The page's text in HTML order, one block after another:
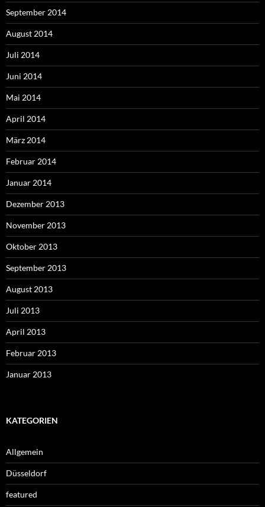
September 2014
August 2014
Juli 2014
Juni 2014
Mai 2014
April 2014
März 2014
Februar 2014
Januar 2014
Dezember 2013
November 2013
Oktober 2013
September 2013
August 2013
Juli 2013
April 2013
Februar 2013
Januar 2013
KATEGORIEN
Allgemein
Düsseldorf
featured